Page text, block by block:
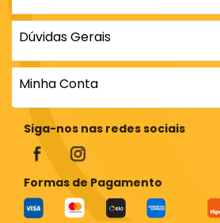
Dúvidas Gerais
Minha Conta
Siga-nos nas redes sociais
Formas de Pagamento